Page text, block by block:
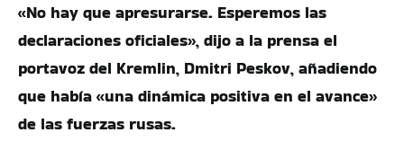
«No hay que apresurarse. Esperemos las
declaraciones oficiales», dijo a la prensa el
portavoz del Kremlin, Dmitri Peskov, añadiendo
que había «una dinámica positiva en el avance»
de las fuerzas rusas.